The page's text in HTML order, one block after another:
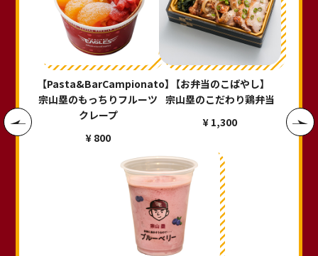
【Pasta&BarCampionato】
宗山塁のもっちりフルーツ
クレープ
¥ 800
【お弁当のこばやし】
宗山塁のこだわり鶏弁当
¥ 1,300